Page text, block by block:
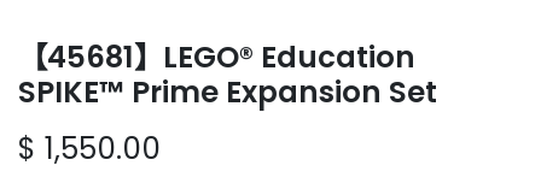
【45681】LEGO® Education
SPIKE™ Prime Expansion Set
$ 1,550.00